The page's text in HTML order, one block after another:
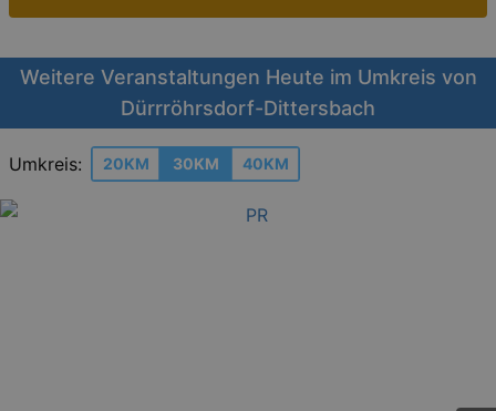
Weitere Veranstaltungen Heute im Umkreis von
Dürrröhrsdorf-Dittersbach
Umkreis: 20KM 30KM 40KM